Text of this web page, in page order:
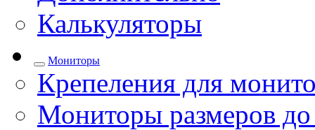
Калькуляторы
Мониторы
Крепеления для
Мониторы размеров